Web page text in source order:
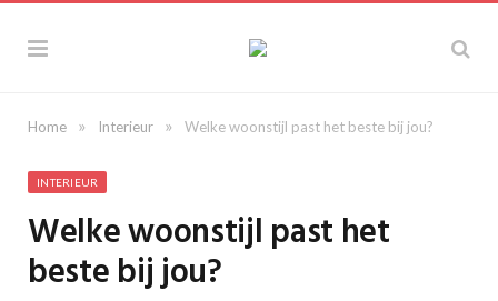
Home » Interieur » Welke woonstijl past het beste bij jou?
INTERIEUR
Welke woonstijl past het
beste bij jou?